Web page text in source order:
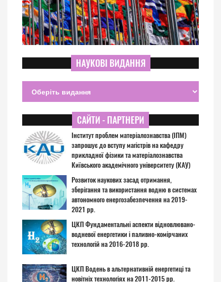
НАУКОВІ ВИДАННЯ
САЙТИ - ПАРТНЕРИ
Інститут проблем матеріалознавства (ІПМ)
запрошує до вступу магістрів на кафедру
прикладної фізики та матеріалознавства
Київського академічного університету (КАУ)
Розвиток наукових засад отримання,
зберігання та використання водню в системах
автономного енергозабезпечення на 2019-
2021 рр.
ЦКП Фундаментальні аспекти відновлювано-
водневої енергетики і паливно-комірчаних
технологій на 2016-2018 рр.
ЦКП Водень в альтернативній енергетиці та
новітніх технологіях на 2011-2015 рр.